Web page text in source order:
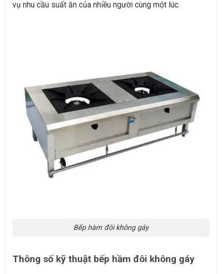
vụ nhu cầu suất ăn của nhiều người cùng một lúc.
Bếp hàm đôi không gáy
Thông số kỹ thuật bếp hầm đôi không gáy